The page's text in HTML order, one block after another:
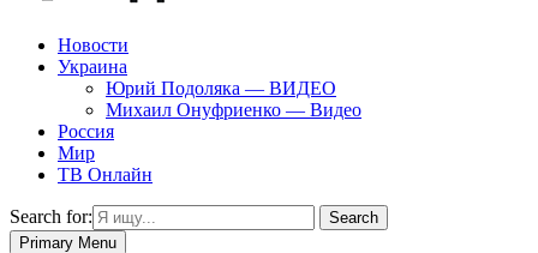
Новости
Украина
Юрий Подоляка — ВИДЕО
Михаил Онуфриенко — Видео
Россия
Мир
ТВ Онлайн
Search for:
Search
Primary Menu